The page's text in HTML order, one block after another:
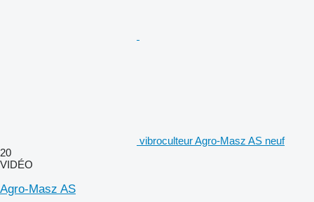
vibroculteur Agro-Masz AS neuf
20
VIDÉO
Agro-Masz AS